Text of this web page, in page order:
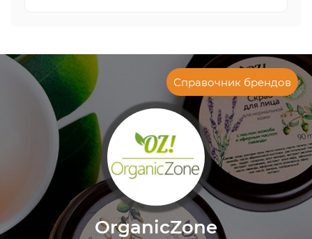
Справочник брендов
OrganicZone